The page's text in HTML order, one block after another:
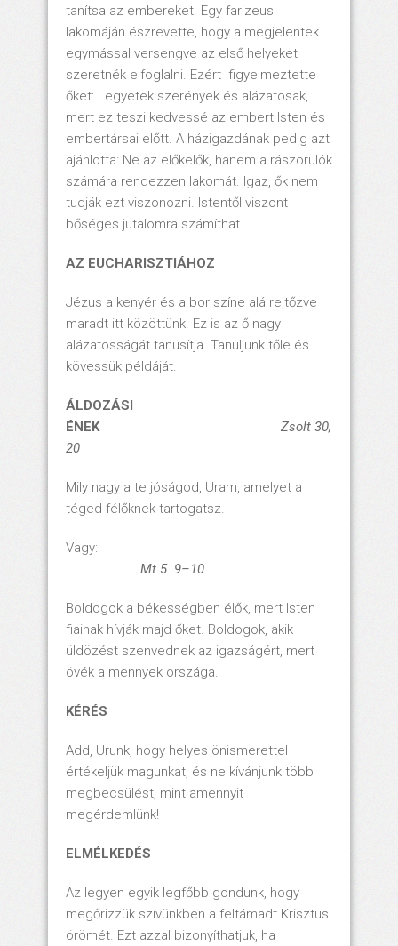
tanítsa az embereket. Egy farizeus
lakomáján észrevette, hogy a megjelentek
egymással versengve az első helyeket
szeretnék elfoglalni. Ezért figyelmeztette
őket: Legyetek szerények és alázatosak,
mert ez teszi kedvessé az embert Isten és
embertársai előtt. A házigazdának pedig azt
ajánlotta: Ne az előkelők, hanem a rászorulók
számára rendezzen lakomát. Igaz, ők nem
tudják ezt viszonozni. Istentől viszont
bőséges jutalomra számíthat.
AZ EUCHARISZTIÁHOZ
Jézus a kenyér és a bor színe alá rejtőzve
maradt itt közöttünk. Ez is az ő nagy
alázatosságát tanusítja. Tanuljunk tőle és
kövessük példáját.
ÁLDOZÁSI
ÉNEK
Zsolt 30,
20
Mily nagy a te jóságod, Uram, amelyet a
téged félőknek tartogatsz.
Vagy:
Mt 5. 9–10
Boldogok a békességben élők, mert Isten
fiainak hívják majd őket. Boldogok, akik
üldözést szenvednek az igazságért, mert
övék a mennyek országa.
KÉRÉS
Add, Urunk, hogy helyes önismerettel
értékeljük magunkat, és ne kívánjunk több
megbecsülést, mint amennyit
megérdemlünk!
ELMÉLKEDÉS
Az legyen egyik legfőbb gondunk, hogy
megőrizzük szívünkben a feltámadt Krisztus
örömét. Ezt azzal bizonyíthatjuk, ha